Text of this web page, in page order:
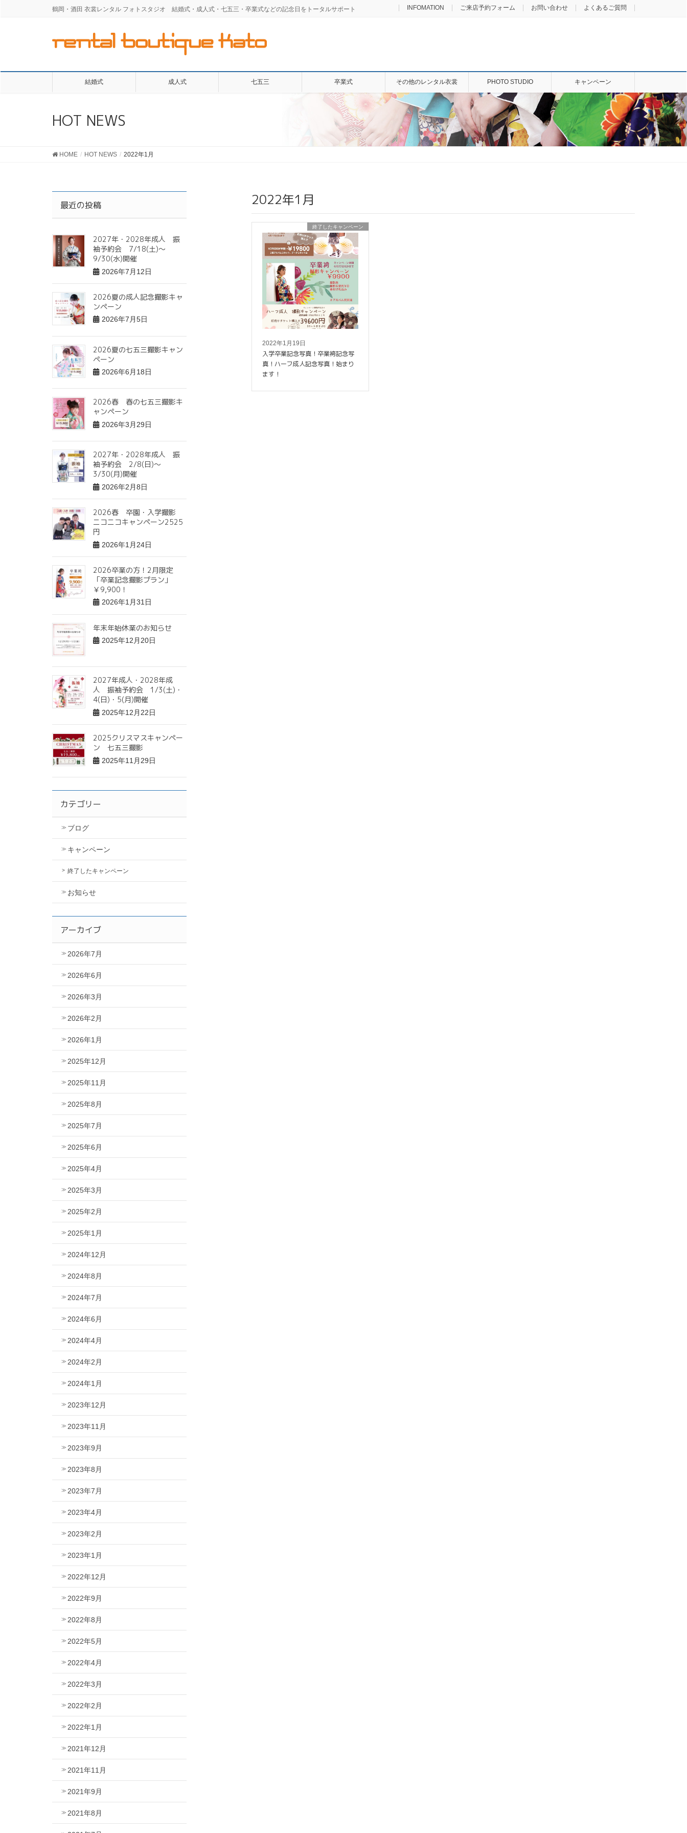
鶴岡・酒田 衣裳レンタル フォトスタジオ 結婚式・成人式・七五三・卒業式などの記念日をトータルサポート INFOMATION ご来店予約フォーム お問い合わせ よくあるご質問
結婚式 成人式 七五三 卒業式 その他のレンタル衣裳 PHOTO STUDIO キャンペーン
HOT NEWS
HOME HOT NEWS 2022年1月
2022年1月
2022年1月19日
終了したキャンペーン
入学卒業記念写真！卒業袴記念写
真！ハーフ成人記念写真！始まり
ます！
最近の投稿
2027年・2028年成人 振
袖予約会 7/18(土)〜
9/30(水)開催
2026年7月12日
2026夏の成人記念撮影キャ
ンペーン
2026年7月5日
2026夏の七五三撮影キャン
ペーン
2026年6月18日
2026春 春の七五三撮影キ
ャンペーン
2026年3月29日
2027年・2028年成人 振
袖予約会 2/8(日)〜
3/30(月)開催
2026年2月8日
2026春 卒園・入学撮影
ニコニコキャンペーン2525
円
2026年1月24日
2026卒業の方！2月限定
「卒業記念撮影プラン」
￥9,900！
2026年1月31日
年末年始休業のお知らせ
2025年12月20日
2027年成人・2028年成
人 振袖予約会 1/3(土)・
4(日)・5(月)開催
2025年12月22日
2025クリスマスキャンペー
ン 七五三撮影
2025年11月29日
カテゴリー
ブログ
キャンペーン
終了したキャンペーン
お知らせ
アーカイブ
2026年7月
2026年6月
2026年3月
2026年2月
2026年1月
2025年12月
2025年11月
2025年8月
2025年7月
2025年6月
2025年4月
2025年3月
2025年2月
2025年1月
2024年12月
2024年8月
2024年7月
2024年6月
2024年4月
2024年2月
2024年1月
2023年12月
2023年11月
2023年9月
2023年8月
2023年7月
2023年4月
2023年2月
2023年1月
2022年12月
2022年9月
2022年8月
2022年5月
2022年4月
2022年3月
2022年2月
2022年1月
2021年12月
2021年11月
2021年9月
2021年8月